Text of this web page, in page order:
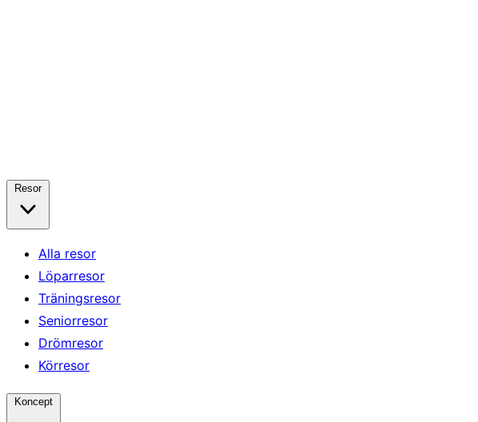
Resor
Alla resor
Löparresor
Träningsresor
Seniorresor
Drömresor
Körresor
Koncept